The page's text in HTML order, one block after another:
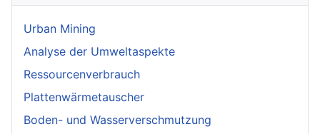
Urban Mining
Analyse der Umweltaspekte
Ressourcenverbrauch
Plattenwärmetauscher
Boden- und Wasserverschmutzung